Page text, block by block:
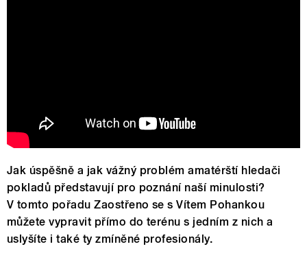
Jak úspěšně a jak vážný problém amatérští hledači
pokladů představují pro poznání naší minulosti?
V tomto pořadu Zaostřeno se s Vítem Pohankou
můžete vypravit přímo do terénu s jedním z nich a
uslyšíte i také ty zmíněné profesionály.